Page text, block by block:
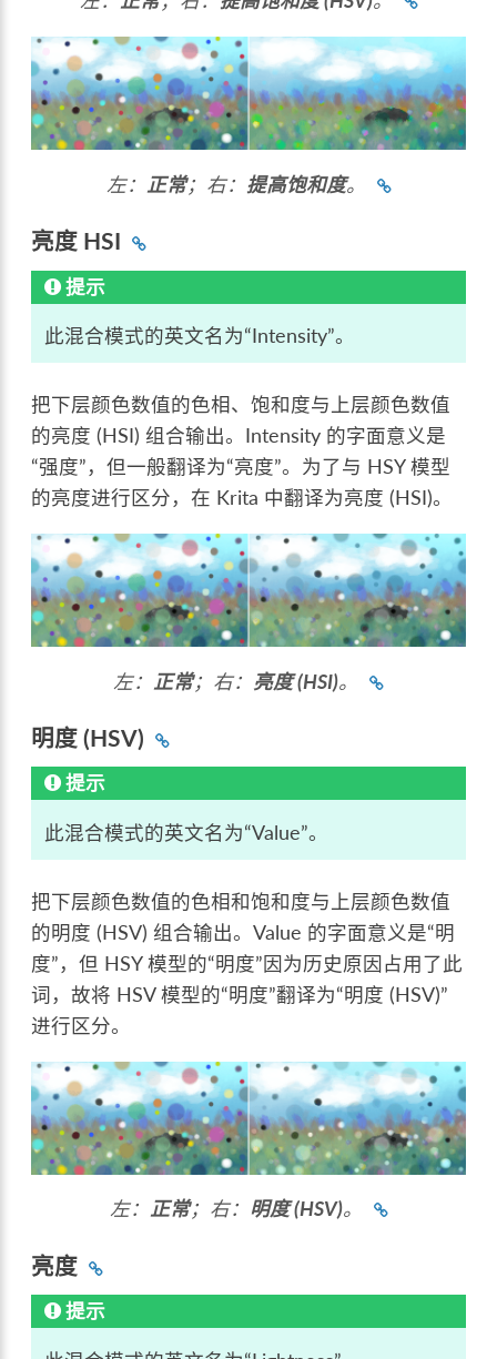
左： 正常；右： 提高饱和度。
亮度 HSI
提示
此混合模式的英文名为“Intensity”。
把下层颜色数值的色相、饱和度与上层颜色数值
的亮度 (HSI) 组合输出。Intensity 的字面意义是
“强度”，但一般翻译为“亮度”。为了与 HSY 模型
的亮度进行区分，在 Krita 中翻译为亮度 (HSI)。
左： 正常；右： 亮度 (HSI)。
明度 (HSV)
提示
此混合模式的英文名为“Value”。
把下层颜色数值的色相和饱和度与上层颜色数值
的明度 (HSV) 组合输出。Value 的字面意义是“明
度”，但 HSY 模型的“明度”因为历史原因占用了此
词，故将 HSV 模型的“明度”翻译为“明度 (HSV)”
进行区分。
左： 正常；右： 明度 (HSV)。
亮度
提示